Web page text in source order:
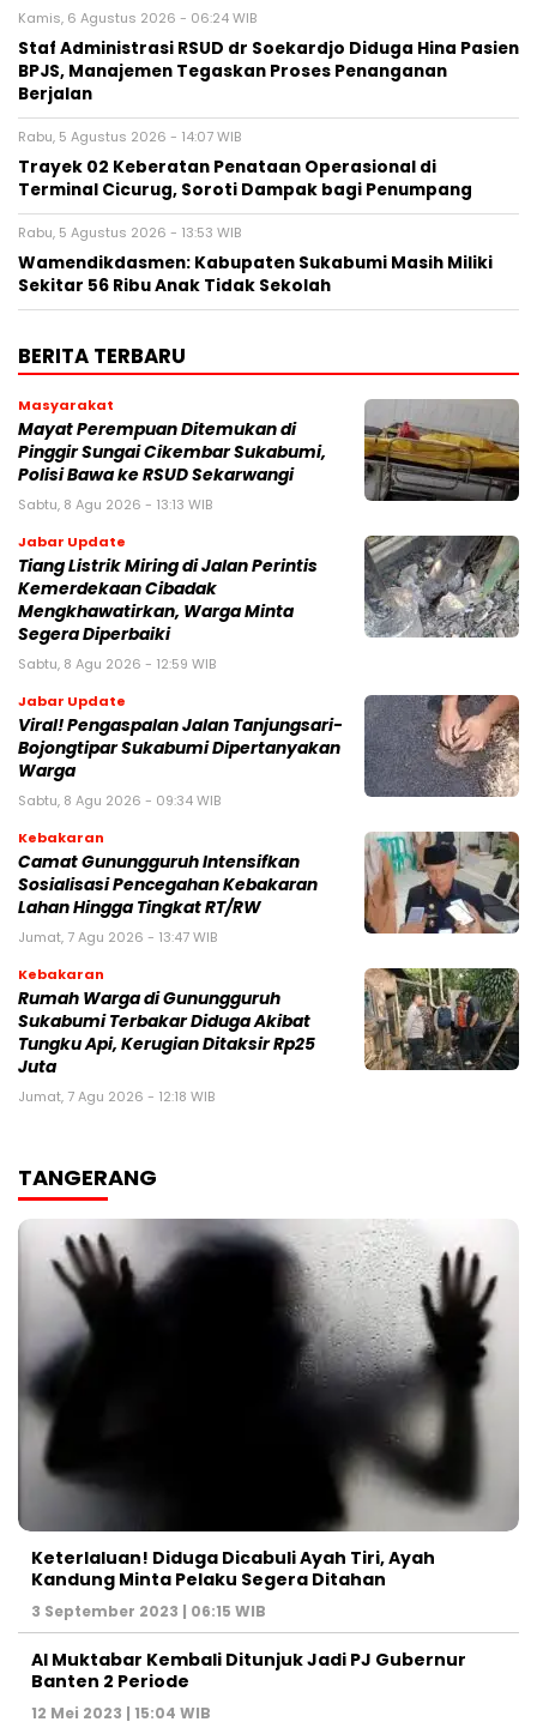
Kamis, 6 Agustus 2026 - 06:24 WIB
Staf Administrasi RSUD dr Soekardjo Diduga Hina Pasien
BPJS, Manajemen Tegaskan Proses Penanganan
Berjalan
Rabu, 5 Agustus 2026 - 14:07 WIB
‎Trayek 02 Keberatan Penataan Operasional di
Terminal Cicurug, Soroti Dampak bagi Penumpang
Rabu, 5 Agustus 2026 - 13:53 WIB
Wamendikdasmen: Kabupaten Sukabumi Masih Miliki
Sekitar 56 Ribu Anak Tidak Sekolah
BERITA TERBARU
Masyarakat
‎Mayat Perempuan Ditemukan di
Pinggir Sungai Cikembar Sukabumi,
Polisi Bawa ke RSUD Sekarwangi‎
Sabtu, 8 Agu 2026 - 13:13 WIB
Jabar Update
Tiang Listrik Miring di Jalan Perintis
Kemerdekaan Cibadak
Mengkhawatirkan, Warga Minta
Segera Diperbaiki
Sabtu, 8 Agu 2026 - 12:59 WIB
Jabar Update
Viral! Pengaspalan Jalan Tanjungsari-
Bojongtipar Sukabumi Dipertanyakan
Warga
Sabtu, 8 Agu 2026 - 09:34 WIB
Kebakaran
‎‎Camat Gunungguruh Intensifkan
Sosialisasi Pencegahan Kebakaran
Lahan Hingga Tingkat RT/RW‎
Jumat, 7 Agu 2026 - 13:47 WIB
Kebakaran
‎Rumah Warga di Gunungguruh
Sukabumi Terbakar Diduga Akibat
Tungku Api, Kerugian Ditaksir Rp25
Juta
Jumat, 7 Agu 2026 - 12:18 WIB
TANGERANG
Keterlaluan! Diduga Dicabuli Ayah Tiri, Ayah
Kandung Minta Pelaku Segera Ditahan
3 September 2023 | 06:15 WIB
Al Muktabar Kembali Ditunjuk Jadi PJ Gubernur
Banten 2 Periode
12 Mei 2023 | 15:04 WIB